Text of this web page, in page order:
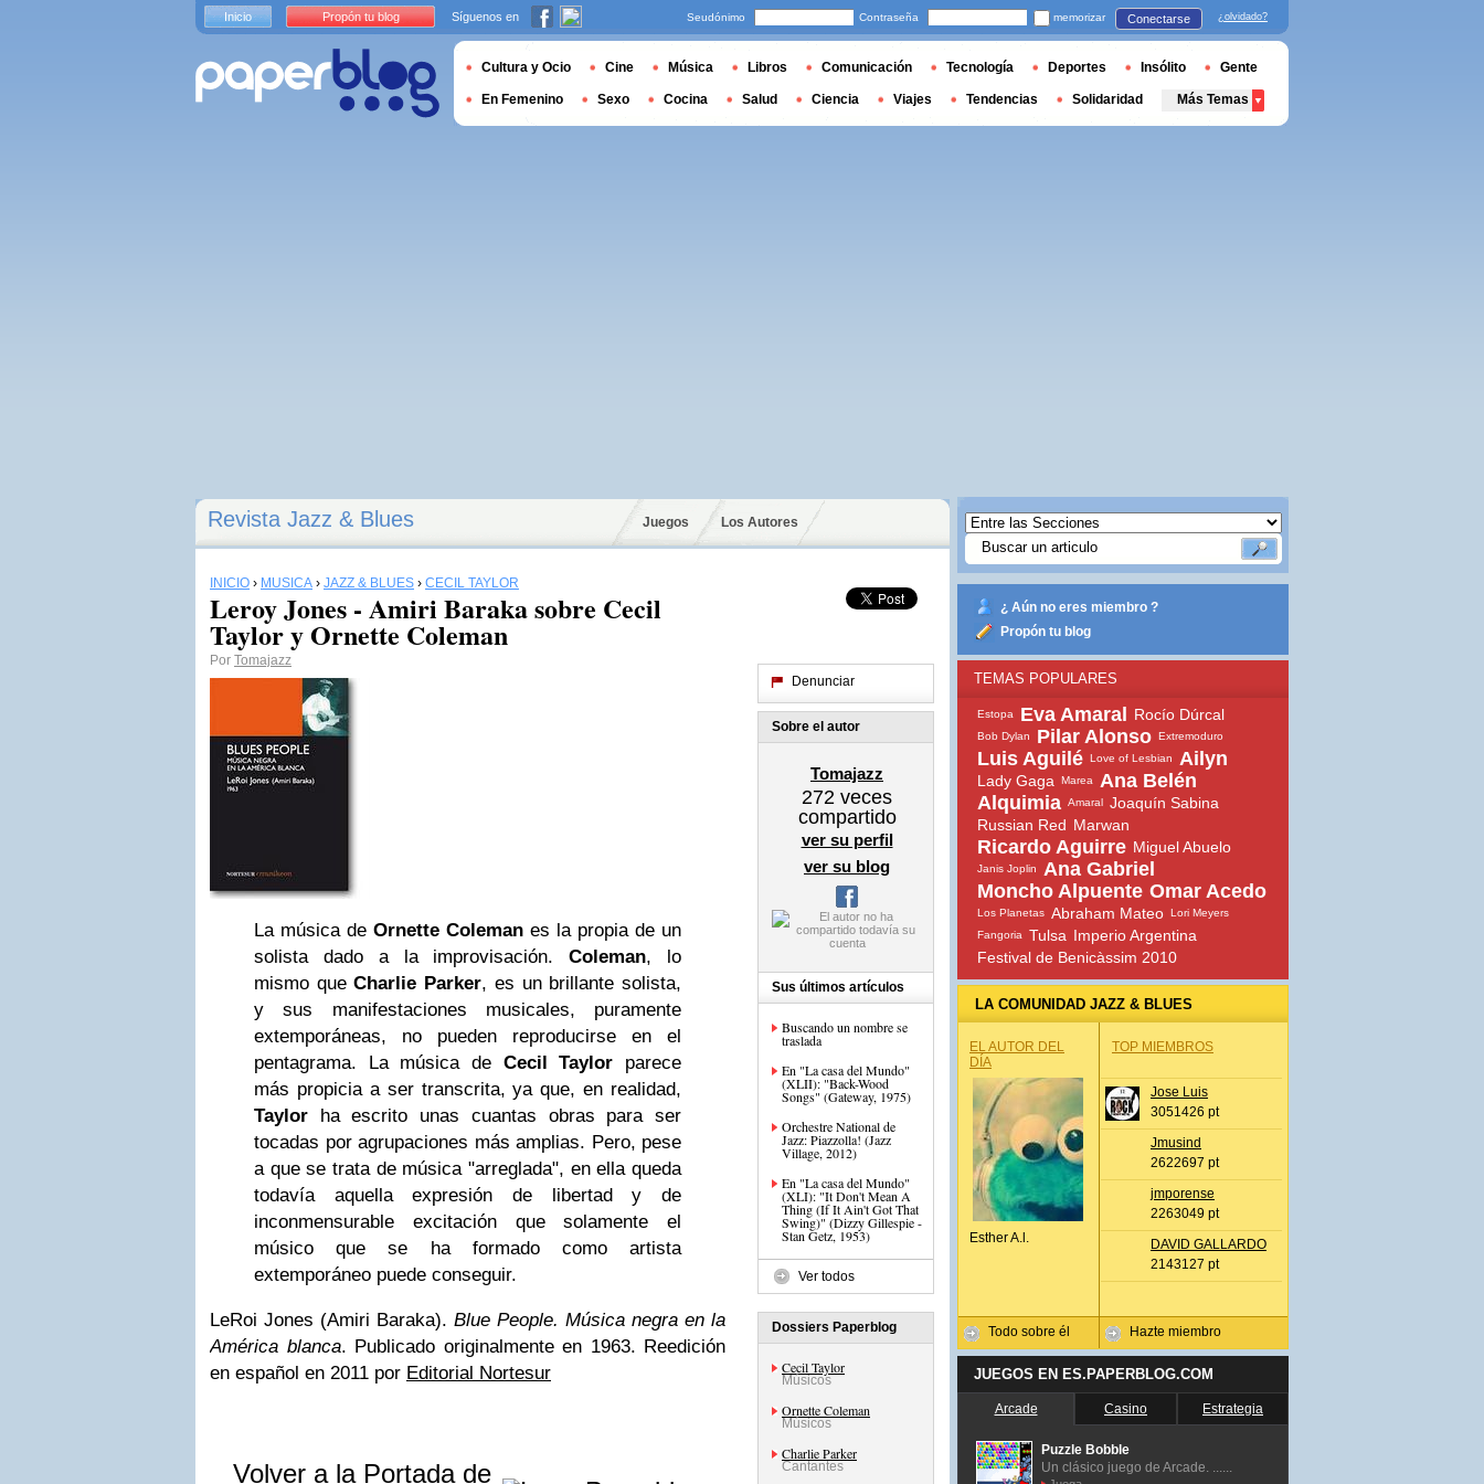
Revista Jazz & Blues Juegos Los Autores
INICIO › MÚSICA › JAZZ & BLUES › CECIL TAYLOR
Leroy Jones - Amiri Baraka sobre Cecil
Taylor y Ornette Coleman
Por Tomajazz
La música de Ornette Coleman es la propia de un
solista dado a la improvisación.Coleman, lo
mismo queCharlie Parker, es un brillante solista,
y sus manifestaciones musicales, puramente
extemporáneas, no pueden reproducirse en el
pentagrama. La música de Cecil Taylor parece
más propicia a ser transcrita, ya que, en realidad,
Taylor ha escrito unas cuantas obras para ser
tocadas por agrupaciones más amplias. Pero, pese
a que se trata de música "arreglada", en ella queda
todavía aquella expresión de libertad y de
inconmensurable excitación que solamente el
músico que se ha formado como artista
extemporáneo puede conseguir.
LeRoi Jones (Amiri Baraka). Blue People. Música negra en la
América blanca. Publicado originalmente en 1963. Reedición
en español en 2011 por Editorial Nortesur
Volver a la Portada de
Denunciar
Sobre el autor
Tomajazz
272 veces
compartido
ver su perfil
ver su blog
Sus últimos artículos
Buscando un nombre se
traslada
En "La casa del Mundo"
(XLII): "Back-Wood
Songs" (Gateway, 1975)
Orchestre National de
Jazz: Piazzolla! (Jazz
Village, 2012)
En "La casa del Mundo"
(XLI): "It Don't Mean A
Thing (If It Ain't Got That
Swing)" (Dizzy Gillespie -
Stan Getz, 1953)
Ver todos
Dossiers Paperblog
Cecil Taylor
Músicos
Ornette Coleman
Músicos
Charlie Parker
Cantantes
¿ Aún no eres miembro ?
Propón tu blog
TEMAS POPULARES
Estopa Eva Amaral Rocío Dúrcal
Bob Dylan Pilar Alonso Extremoduro
Luis Aguilé Love of Lesbian Ailyn
Lady Gaga Marea
Ana Belén
Alquimia Amaral Joaquín Sabina
Russian Red Marwan
Ricardo Aguirre Miguel Abuelo
Janis Joplin
Ana Gabriel
Moncho Alpuente Omar Acedo
Los Planetas Abraham Mateo Lori Meyers
Fangoria
Tulsa Imperio Argentina
Festival de Benicàssim 2010
LA COMUNIDAD JAZZ & BLUES
EL AUTOR DEL
DÍA
Esther A.l.
Todo sobre él
TOP MIEMBROS
Jose Luis
3051426 pt
Jmusind
2622697 pt
jmporense
2263049 pt
DAVID GALLARDO
2143127 pt
Hazte miembro
JUEGOS EN ES.PAPERBLOG.COM
Arcade Casino Estrategia
Puzzle Bobble
Un clásico juego de Arcade. ......
Inicio Propón tu blog Síguenos en Seudónimo Contraseña memorizar Conectarse ¿olvidado?
Cultura y Ocio Cine Música Libros Comunicación Tecnología Deportes Insólito Gente
En Femenino Sexo Cocina Salud Ciencia Viajes Tendencias Solidaridad Más Temas